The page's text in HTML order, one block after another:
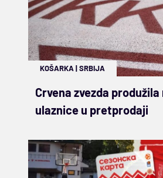
KOŠARKA |SRBIJA
Crvena zvezda
ulaznice u pretprodaji